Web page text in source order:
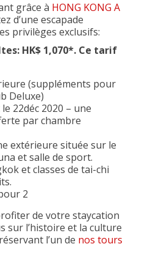
grâce à HONG KONG A
d’une escapade
privilèges exclusifs:
HK$ 1,070*. Ce tarif
(suppléments pour
Deluxe)
22déc 2020 – une
par chambre
extérieure située sur le
et salle de sport.
et classes de tai-chi
2
de votre staycation
sur l’histoire et la culture
l’un de nos tours